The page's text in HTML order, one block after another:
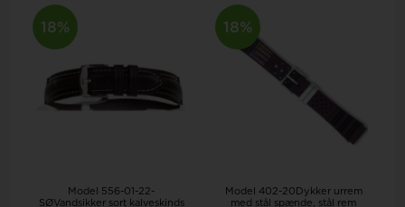
18%
Model 556-01-22-
SØVandsikker sort kalveskinds
18%
Model 402-20Dykker urrem
med stål spænde, stål rem